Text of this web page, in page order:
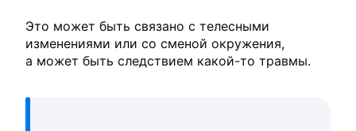
Это может быть связано с телесными
изменениями или со сменой окружения,
а может быть следствием какой-то травмы.